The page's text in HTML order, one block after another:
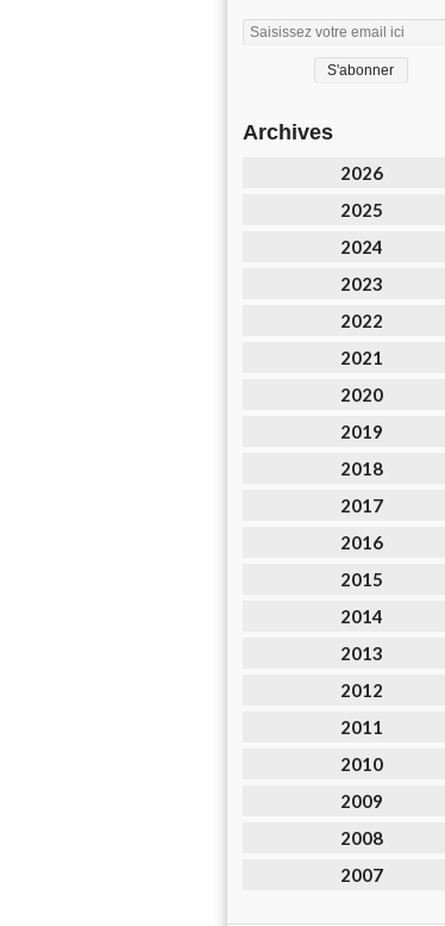
Archives
2026
2025
2024
2023
2022
2021
2020
2019
2018
2017
2016
2015
2014
2013
2012
2011
2010
2009
2008
2007